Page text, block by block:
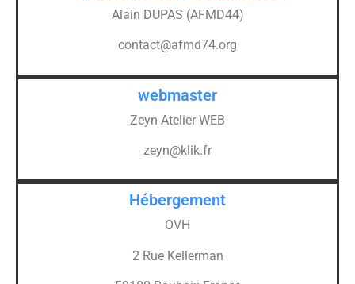
Alain DUPAS (AFMD44)
contact@afmd74.org
webmaster
Zeyn Atelier WEB
zeyn@klik.fr
Hébergement
OVH
2 Rue Kellerman